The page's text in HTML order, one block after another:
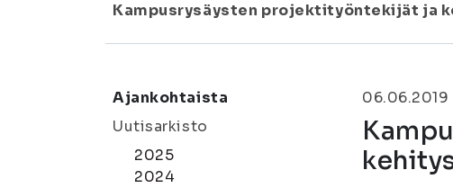
Kampusrysäysten projektityöntekijät ja
Ajankohtaista
Uutisarkisto
2025
2024
06.06.2019